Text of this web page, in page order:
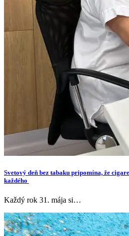
Svetový deň bez tabaku pripomína, že
každého
Každý rok 31. mája si…